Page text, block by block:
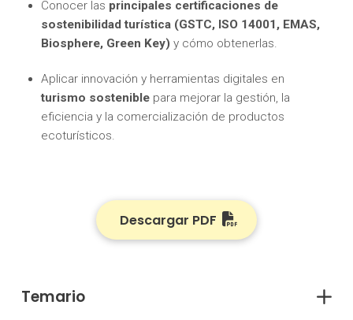
Conocer las principales certificaciones de
sostenibilidad turística (GSTC, ISO 14001, EMAS,
Biosphere, Green Key)y cómo obtenerlas.
Aplicar innovación y herramientas digitales en
turismo sostenible para mejorar la gestión, la
eficiencia y la comercialización de productos
ecoturísticos.
Descargar PDF
Temario